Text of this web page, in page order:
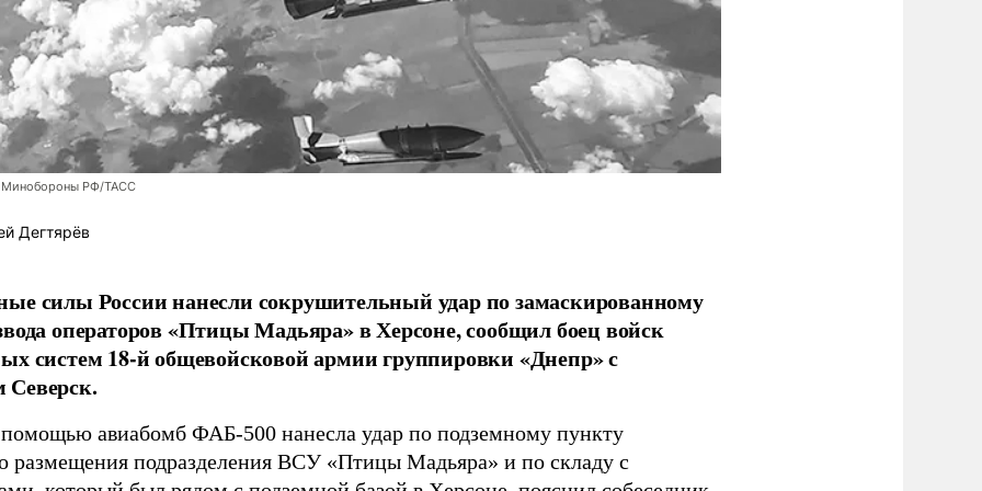
Минобороны РФ/ТАСС
Дегтярёв
силы России нанесли сокрушительный удар по замаскированному
операторов «Птицы Мадьяра» в Херсоне, сообщил боец войск
систем 18-й общевойсковой армии группировки «Днепр» с
авиабомб ФАБ-500 нанесла удар по подземному пункту
размещения подразделения ВСУ «Птицы Мадьяра» и по складу с